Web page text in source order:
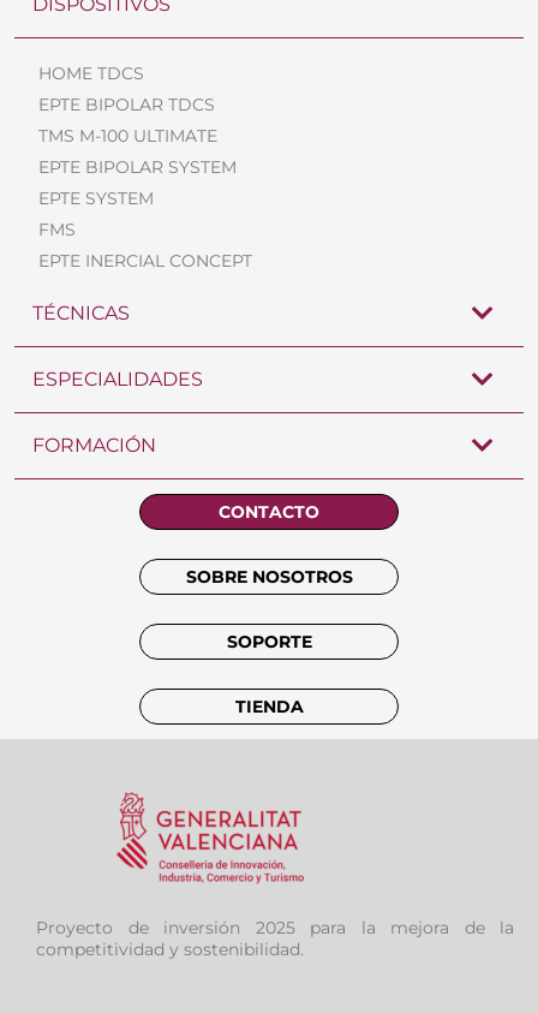
HOME TDCS
EPTE BIPOLAR TDCS
TMS M-100 ULTIMATE
EPTE BIPOLAR SYSTEM
EPTE SYSTEM
FMS
EPTE INERCIAL CONCEPT
TÉCNICAS
ESPECIALIDADES
FORMACIÓN
CONTACTO
SOBRE NOSOTROS
SOPORTE
TIENDA
Proyecto de inversión 2025 para la mejora de la
competitividad y sostenibilidad.